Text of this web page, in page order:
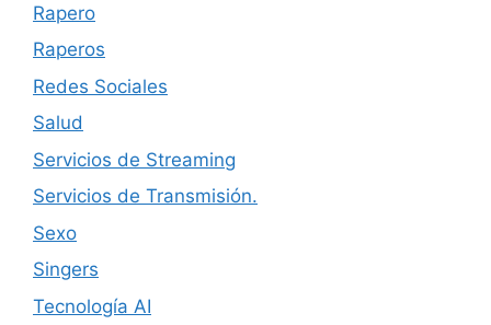
Rapero
Raperos
Redes Sociales
Salud
Servicios de Streaming
Servicios de Transmisión.
Sexo
Singers
Tecnología AI